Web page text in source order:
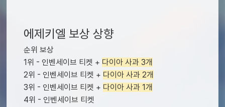
에제키엘 보상 상향
순위 보상
1위 - 인벤세이브 티켓 + 다이아 사과 3개
2위 - 인벤세이브 티켓 + 다이아 사과 2개
3위 - 인벤세이브 티켓 + 다이아 사과 1개
4위 - 인벤세이브 티켓